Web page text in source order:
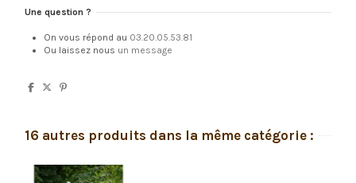
Une question ?
On vous répond au 03.20.05.53.81
Ou laissez nous un message
16 autres produits dans la même catégorie :